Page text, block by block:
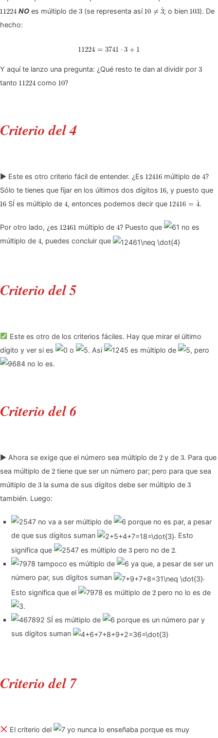
NO es múltiplo de (se representa así ; o bien
). De
hecho:
Y aquí te lanzo una pregunta: ¿Qué resto te dan al dividir por
tanto
como ?
Criterio del 4
▶ Este es otro criterio fácil de entender. ¿Es múltiplo de
?
Sólo te tienes que fijar en los últimos dos dígitos
, y puesto que
SÍ es múltiplo de
, entonces podemos decir que .
Por otro lado, ¿es múltiplo de ? Puesto que
no es
múltiplo de
, puedes concluir que
Criterio del 5
Este es otro de los criterios fáciles. Hay que mirar el último
dígito y ver si es
o . Así es múltiplo de
, pero
no lo es.
Criterio del 6
▶ Ahora se exige que el número sea múltiplo de y de
. Para que
sea múltiplo de
tiene que ser un número par; pero para que sea
múltiplo de
la suma de sus dígitos debe ser múltiplo de
también. Luego:
no va a ser múltiplo de
porque no es par, a pesar
de que sus dígitos suman
. Esto
significa que
es múltiplo de pero no de .
tampoco es múltiplo de
ya que, a pesar de ser un
número par, sus dígitos suman
.
Esto significa que el
es múltiplo de pero no lo es de
SÍ es múltiplo de
porque es un número par y
sus dígitos suman
Criterio del 7
El criterio del
yo nunca lo enseñaba porque es muy